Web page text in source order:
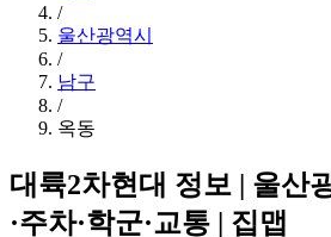
/
울산광역시
/
남구
/
옥동
대륙2차현대 정보 | 울산
·주차·학군·교통 | 집맵